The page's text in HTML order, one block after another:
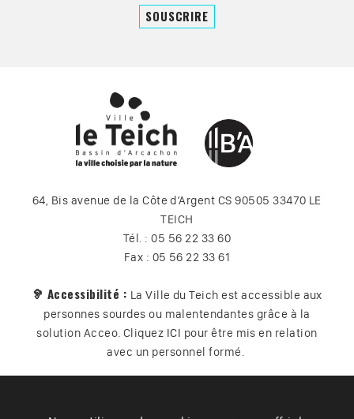
64, Bis avenue de la Côte d’Argent CS 90505 33470 LE
TEICH
Tél. : 05 56 22 33 60
Fax : 05 56 22 33 61
🦻 Accessibilité : La Ville du Teich est accessible aux
personnes sourdes ou malentendantes grâce à la
solution Acceo. Cliquez ICI pour être mis en relation
avec un personnel formé.